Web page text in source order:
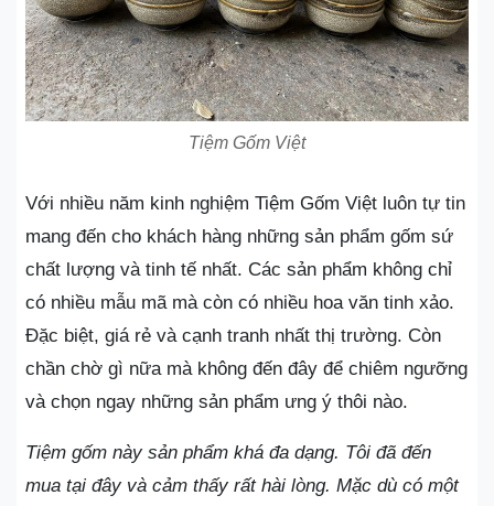
Tiệm Gốm Việt
Với nhiều năm kinh nghiệm Tiệm Gốm Việt luôn tự tin
mang đến cho khách hàng những sản phẩm gốm sứ
chất lượng và tinh tế nhất. Các sản phẩm không chỉ
có nhiều mẫu mã mà còn có nhiều hoa văn tinh xảo.
Đặc biệt, giá rẻ và cạnh tranh nhất thị trường. Còn
chần chờ gì nữa mà không đến đây để chiêm ngưỡng
và chọn ngay những sản phẩm ưng ý thôi nào.
Tiệm gốm này sản phẩm khá đa dạng. Tôi đã đến
mua tại đây và cảm thấy rất hài lòng. Mặc dù có một